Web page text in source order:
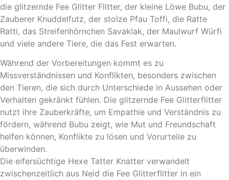
die glitzernde Fee Glitter Flitter, der kleine Löwe Bubu, der
Zauberer Knuddelfutz, der stolze Pfau Toffi, die Ratte
Ratti, das Streifenhörnchen Savaklak, der Maulwurf Würfi
und viele andere Tiere, die das Fest erwarten.
Während der Vorbereitungen kommt es zu
Missverständnissen und Konflikten, besonders zwischen
den Tieren, die sich durch Unterschiede in Aussehen oder
Verhalten gekränkt fühlen. Die glitzernde Fee Glitterflitter
nutzt ihre Zauberkräfte, um Empathie und Verständnis zu
fördern, während Bubu zeigt, wie Mut und Freundschaft
helfen können, Konflikte zu lösen und Vorurteile zu
überwinden.
Die eifersüchtige Hexe Tatter Knatter verwandelt
zwischenzeitlich aus Neid die Fee Glitterflitter in ein